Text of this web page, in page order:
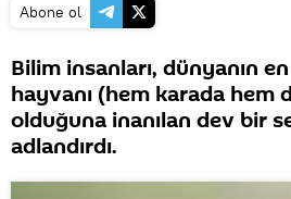
Abone ol
Bilim insanları, dünyanın
hayvanı (hem karada hem
olduğuna inanılan dev bir
adlandırdı.